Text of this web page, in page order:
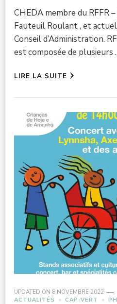
CHEDA membre du RFFR
Fauteuil Roulant , et
Conseil d’Administration.
est composée de plusieurs
LIRE LA SUITE
UPDATED ON 8 NOVEMBRE 2022
ACTUALITÉS
CAP-VERT